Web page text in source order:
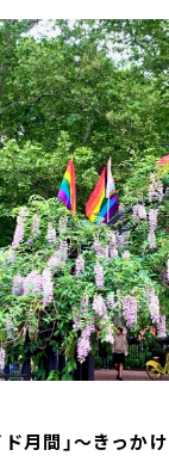
ド月間」～きっか